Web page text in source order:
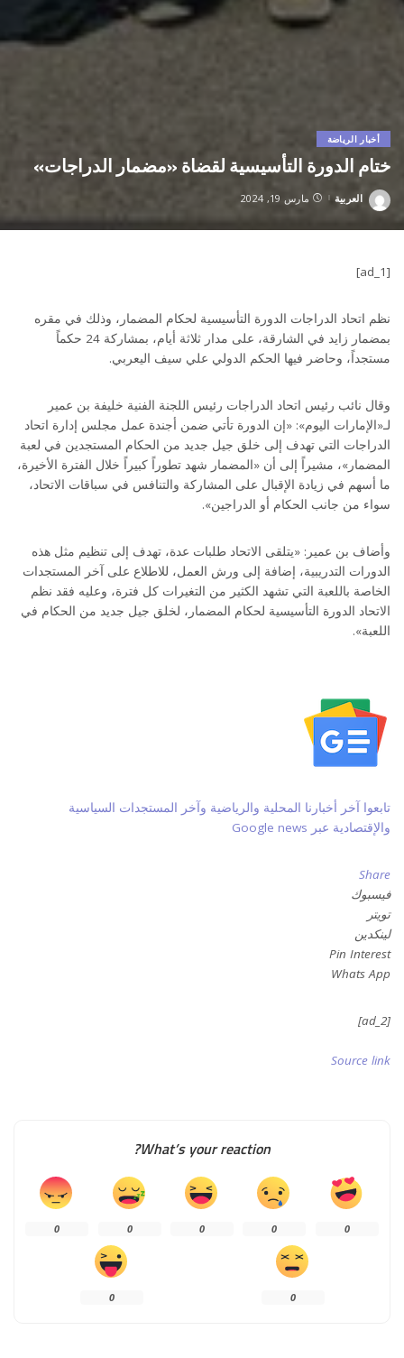
أخبار الرياضة
ختام الدورة التأسيسية لقضاة «مضمار الدراجات»
Posted
العربية مارس 19, 2024
[ad_1]
نظم اتحاد الدراجات الدورة التأسيسية لحكام المضمار، وذلك في مقره
بمضمار زايد في الشارقة، على مدار ثلاثة أيام، بمشاركة 24 حكماً
مستجداً، وحاضر فيها الحكم الدولي علي سيف اليعربي.
وقال نائب رئيس اتحاد الدراجات رئيس اللجنة الفنية خليفة بن عمير
لـ«الإمارات اليوم»: «إن الدورة تأتي ضمن أجندة عمل مجلس إدارة اتحاد
الدراجات التي تهدف إلى خلق جيل جديد من الحكام المستجدين في لعبة
المضمار»، مشيراً إلى أن «المضمار شهد تطوراً كبيراً خلال الفترة الأخيرة،
ما أسهم في زيادة الإقبال على المشاركة والتنافس في سباقات الاتحاد،
سواء من جانب الحكام أو الدراجين».
وأضاف بن عمير: «يتلقى الاتحاد طلبات عدة، تهدف إلى تنظيم مثل هذه
الدورات التدريبية، إضافة إلى ورش العمل، للاطلاع على آخر المستجدات
الخاصة باللعبة التي تشهد الكثير من التغيرات كل فترة، وعليه فقد نظم
الاتحاد الدورة التأسيسية لحكام المضمار، لخلق جيل جديد من الحكام في
اللعبة».
تابعوا آخر أخبارنا المحلية والرياضية وآخر المستجدات السياسية
والإقتصادية عبر Google news
Share
فيسبوك
تويتر
لينكدين
Pin Interest
Whats App
[ad_2]
Source link
What’s your reaction?
0
0
0
0
0
0
0